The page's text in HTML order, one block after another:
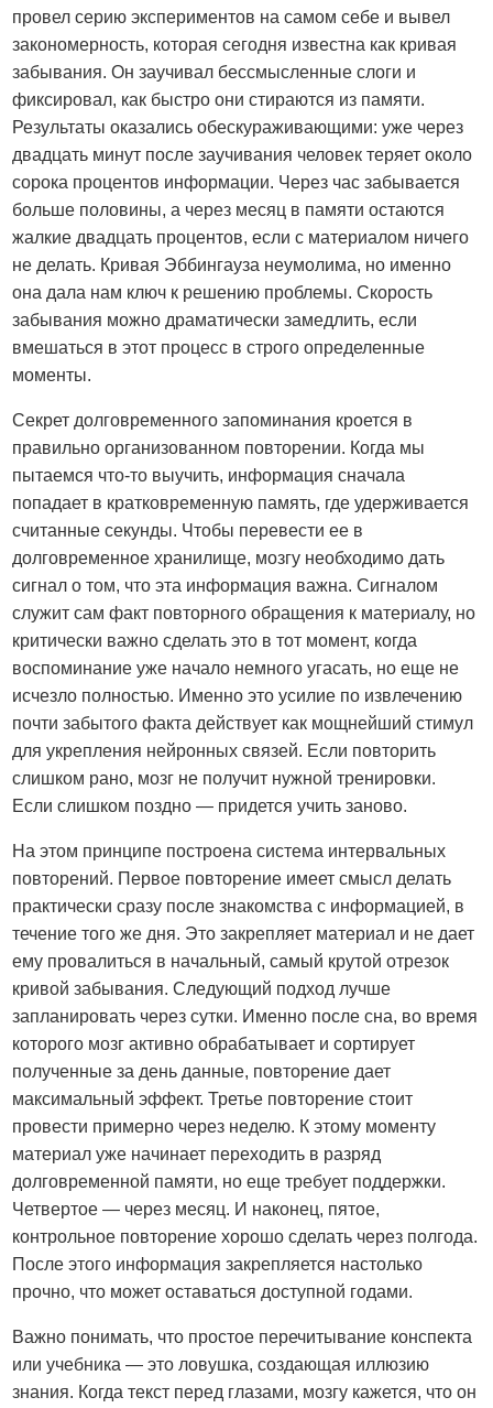
провел серию экспериментов на самом себе и вывел
закономерность, которая сегодня известна как кривая
забывания. Он заучивал бессмысленные слоги и
фиксировал, как быстро они стираются из памяти.
Результаты оказались обескураживающими: уже через
двадцать минут после заучивания человек теряет около
сорока процентов информации. Через час забывается
больше половины, а через месяц в памяти остаются
жалкие двадцать процентов, если с материалом ничего
не делать. Кривая Эббингауза неумолима, но именно
она дала нам ключ к решению проблемы. Скорость
забывания можно драматически замедлить, если
вмешаться в этот процесс в строго определенные
моменты.
Секрет долговременного запоминания кроется в
правильно организованном повторении. Когда мы
пытаемся что-то выучить, информация сначала
попадает в кратковременную память, где удерживается
считанные секунды. Чтобы перевести ее в
долговременное хранилище, мозгу необходимо дать
сигнал о том, что эта информация важна. Сигналом
служит сам факт повторного обращения к материалу, но
критически важно сделать это в тот момент, когда
воспоминание уже начало немного угасать, но еще не
исчезло полностью. Именно это усилие по извлечению
почти забытого факта действует как мощнейший стимул
для укрепления нейронных связей. Если повторить
слишком рано, мозг не получит нужной тренировки.
Если слишком поздно — придется учить заново.
На этом принципе построена система интервальных
повторений. Первое повторение имеет смысл делать
практически сразу после знакомства с информацией, в
течение того же дня. Это закрепляет материал и не дает
ему провалиться в начальный, самый крутой отрезок
кривой забывания. Следующий подход лучше
запланировать через сутки. Именно после сна, во время
которого мозг активно обрабатывает и сортирует
полученные за день данные, повторение дает
максимальный эффект. Третье повторение стоит
провести примерно через неделю. К этому моменту
материал уже начинает переходить в разряд
долговременной памяти, но еще требует поддержки.
Четвертое — через месяц. И наконец, пятое,
контрольное повторение хорошо сделать через полгода.
После этого информация закрепляется настолько
прочно, что может оставаться доступной годами.
Важно понимать, что простое перечитывание конспекта
или учебника — это ловушка, создающая иллюзию
знания. Когда текст перед глазами, мозгу кажется, что он